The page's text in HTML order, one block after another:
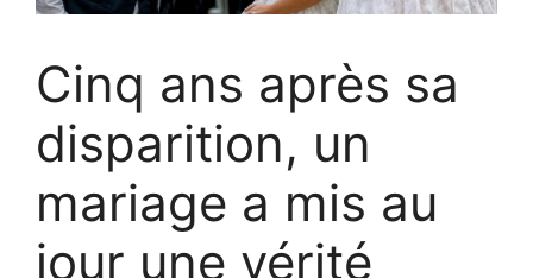
Cinq ans après sa
disparition, un
mariage a mis au
jour une vérité